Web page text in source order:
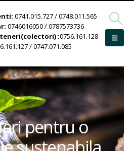
0741.015.727 / 0748.011.565
0746016050 / 0787573736
:0756.161.128
/ 0747.071.085
pentru o